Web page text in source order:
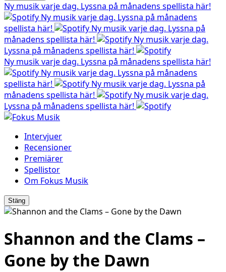
Ny musik varje dag. Lyssna på månadens spellista här!
Ny musik varje dag. Lyssna på månadens
spellista här!
Ny musik varje dag. Lyssna på
månadens spellista här!
Ny musik varje dag.
Lyssna på månadens spellista här!
Ny musik varje dag. Lyssna på månadens spellista här!
Ny musik varje dag. Lyssna på månadens
spellista här!
Ny musik varje dag. Lyssna på
månadens spellista här!
Ny musik varje dag.
Lyssna på månadens spellista här!
Intervjuer
Recensioner
Premiärer
Spellistor
Om Fokus Musik
Stäng
Shannon and the Clams –
Gone by the Dawn